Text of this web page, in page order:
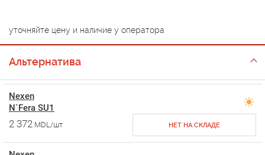
уточняйте цену и наличие у оператора
Альтернатива
Nexen
N`Fera SU1
2 372 MDL/шт НЕТ НА СКЛАДЕ